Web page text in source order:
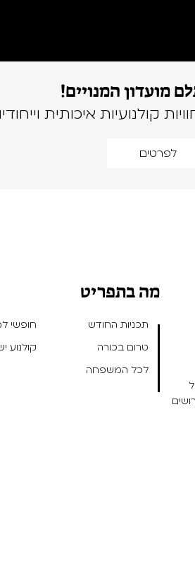
מועדון המנויים!
קולנועיות איכותית
לפרטים
מה בתפריט
תכניות החודש
חופשי
טרום בכורה
קולנוע
לכל המשפחה